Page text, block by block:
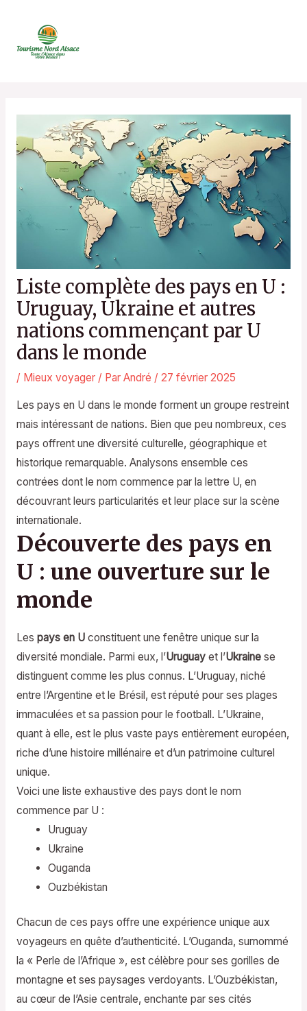
contenu
Liste complète des pays en U :
Uruguay, Ukraine et autres
nations commençant par U
dans le monde
/ Mieux voyager/ Par André / 27 février 2025
Les pays en U dans le monde forment un groupe restreint
mais intéressant de nations. Bien que peu nombreux, ces
pays offrent une diversité culturelle, géographique et
historique remarquable. Analysons ensemble ces
contrées dont le nom commence par la lettre U, en
découvrant leurs particularités et leur place sur la scène
internationale.
Découverte des pays en
U : une ouverture sur le
monde
Les pays en Uconstituent une fenêtre unique sur la
diversité mondiale. Parmi eux, l’Uruguayet l’Ukrainese
distinguent comme les plus connus. L’Uruguay, niché
entre l’Argentine et le Brésil, est réputé pour ses plages
immaculées et sa passion pour le football. L’Ukraine,
quant à elle, est le plus vaste pays entièrement européen,
riche d’une histoire millénaire et d’un patrimoine culturel
unique.
Voici une liste exhaustive des pays dont le nom
commence par U :
Uruguay
Ukraine
Ouganda
Ouzbékistan
Chacun de ces pays offre une expérience unique aux
voyageurs en quête d’authenticité. L’Ouganda, surnommé
la « Perle de l’Afrique », est célèbre pour ses gorilles de
montagne et ses paysages verdoyants. L’Ouzbékistan,
au cœur de l’Asie centrale, enchante par ses cités